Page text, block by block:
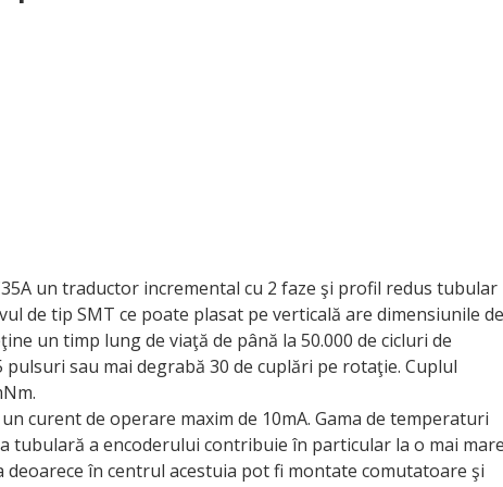
un traductor incremental cu 2 faze şi profil redus tubular
de tip SMT ce poate plasat pe verticală are dimensiunile de
un timp lung de viaţă de până la 50.000 de cicluri de
sau mai degrabă 30 de cuplări pe rotaţie. Cuplul
curent de operare maxim de 10mA. Gama de temperaturi
tubulară a encoderului contribuie în particular la o mai
în centrul acestuia pot fi montate comutatoare şi